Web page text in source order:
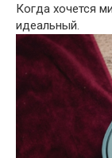
Когда хочется
идеальный.